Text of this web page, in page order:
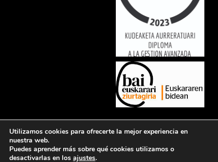
luctus nec ullamcorper mattis, pulvinar dapibus leo.
Utilizamos cookies para ofrecerte la mejor experiencia en
nuestra web.
Puedes aprender más sobre qué cookies utilizamos o
desactivarlas en los ajustes.